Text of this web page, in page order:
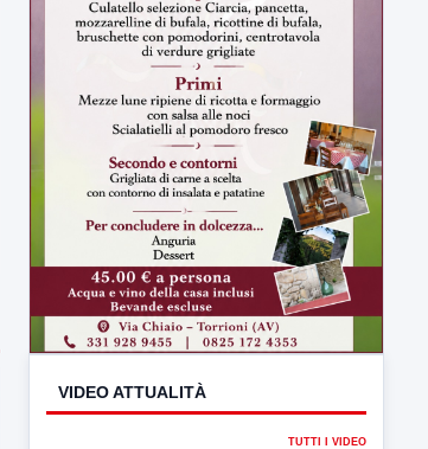
VIDEO ATTUALITÀ
TUTTI I VIDEO